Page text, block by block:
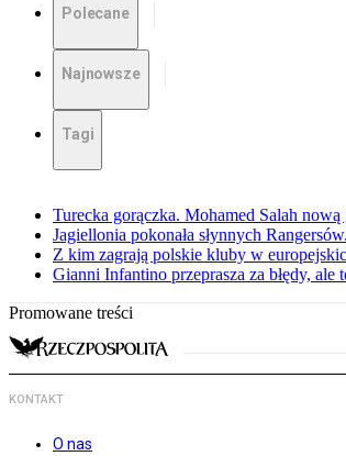
Polecane
Najnowsze
Tagi
Turecka gorączka. Mohamed Salah
Jagiellonia pokonała słynnych
Z kim zagrają polskie kluby w
Gianni Infantino przeprasza za błędy,
Promowane treści
KONTAKT
O nas